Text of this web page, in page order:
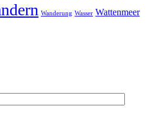
Wanderung Wasser Wattenmeer